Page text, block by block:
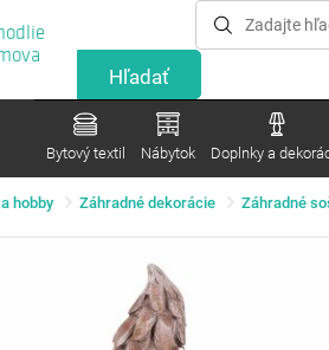
Bytový textil Nábytok Doplnky a
hobby Záhradné dekorácie Záhradné